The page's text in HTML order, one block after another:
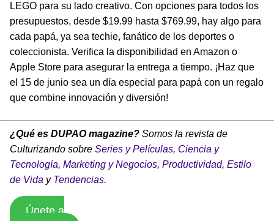
LEGO para su lado creativo. Con opciones para todos los
presupuestos, desde $19.99 hasta $769.99, hay algo para
cada papá, ya sea techie, fanático de los deportes o
coleccionista. Verifica la disponibilidad en Amazon o
Apple Store para asegurar la entrega a tiempo. ¡Haz que
el 15 de junio sea un día especial para papá con un regalo
que combine innovación y diversión!
¿Qué es DUPAO magazine? Somos la revista de
Culturizando sobre Series y Películas, Ciencia y
Tecnología, Marketing y Negocios, Productividad, Estilo
de Vida y Tendencias.
Únete a